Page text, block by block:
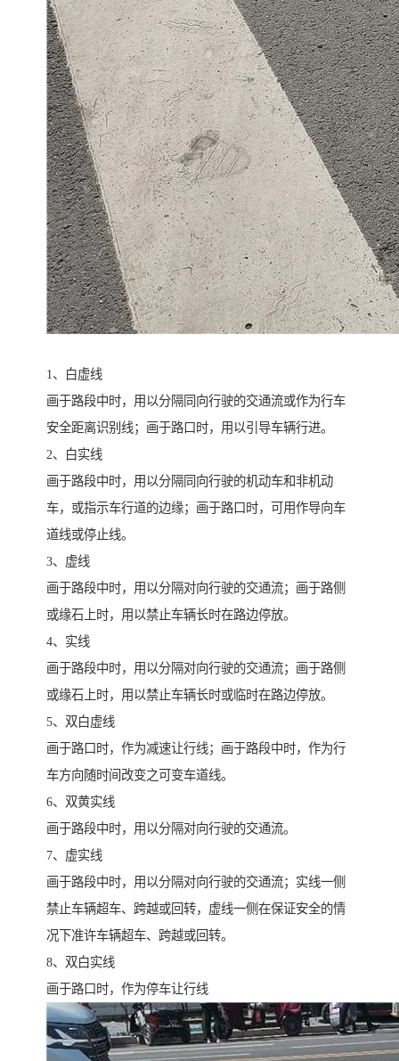
1、白虚线
画于路段中时，用以分隔同向行驶的交通流或作为行车
安全距离识别线；画于路口时，用以引导车辆行进。
2、白实线
画于路段中时，用以分隔同向行驶的机动车和非机动
车，或指示车行道的边缘；画于路口时，可用作导向车
道线或停止线。
3、虚线
画于路段中时，用以分隔对向行驶的交通流；画于路侧
或缘石上时，用以禁止车辆长时在路边停放。
4、实线
画于路段中时，用以分隔对向行驶的交通流；画于路侧
或缘石上时，用以禁止车辆长时或临时在路边停放。
5、双白虚线
画于路口时，作为减速让行线；画于路段中时，作为行
车方向随时间改变之可变车道线。
6、双黄实线
画于路段中时，用以分隔对向行驶的交通流。
7、虚实线
画于路段中时，用以分隔对向行驶的交通流；实线一侧
禁止车辆超车、跨越或回转，虚线一侧在保证安全的情
况下准许车辆超车、跨越或回转。
8、双白实线
画于路口时，作为停车让行线